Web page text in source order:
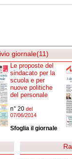
giornale(11)
Le proposte del
sindacato per la
scuola e per
nuove politiche
del personale
n° 20 del
07/06/2014
Sfoglia il giornale